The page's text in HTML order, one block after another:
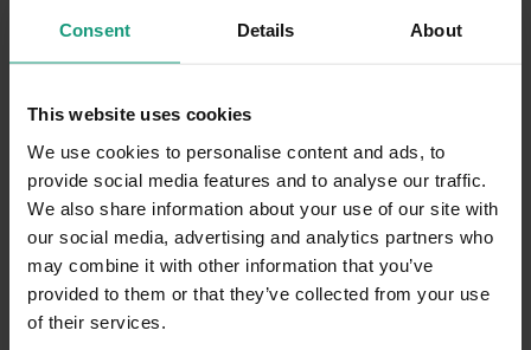
Consent Details About
This website uses cookies
We use cookies to personalise content and ads, to
provide social media features and to analyse our traffic.
We also share information about your use of our site with
our social media, advertising and analytics partners who
may combine it with other information that you’ve
provided to them or that they’ve collected from your use
of their services.
Przeciętna
Dobra
Opakowanie
Szybko się koń..
W sam raz
Starcza na długo
Mało praktyczne
Dobra Rewelacyjna
Замовлення прийшло дуже швидко в цілим та
не пошкодженим. Я пропоную придбати товари
ваших улюбленців в цій фірмі 🔥👍️💯
6/4/2026